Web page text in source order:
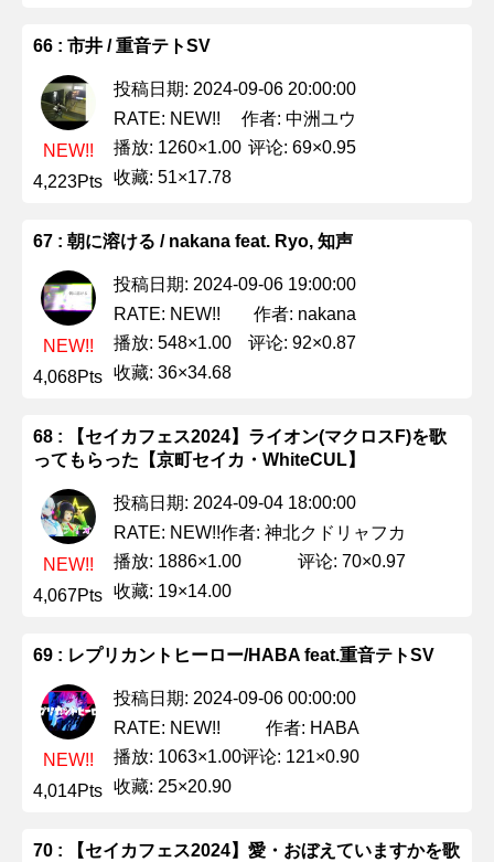
66 : 市井 / 重音テトSV
NEW!!
4,223Pts
投稿日期: 2024-09-06 20:00:00
RATE: NEW!!
作者: 中洲ユウ
播放: 1260×1.00 评论: 69×0.95
收藏: 51×17.78
67 : 朝に溶ける / nakana feat. Ryo, 知声
NEW!!
4,068Pts
投稿日期: 2024-09-06 19:00:00
RATE: NEW!!
作者: nakana
播放: 548×1.00
评论: 92×0.87
收藏: 36×34.68
68 : 【セイカフェス2024】ライオン(マクロスF)を歌
ってもらった【京町セイカ・WhiteCUL】
NEW!!
4,067Pts
投稿日期: 2024-09-04 18:00:00
RATE: NEW!!作者: 神北クドリャフカ
播放: 1886×1.00
评论: 70×0.97
收藏: 19×14.00
69 : レプリカントヒーロー/HABA feat.重音テトSV
NEW!!
4,014Pts
投稿日期: 2024-09-06 00:00:00
RATE: NEW!!
作者: HABA
播放: 1063×1.00评论: 121×0.90
收藏: 25×20.90
70 : 【セイカフェス2024】愛・おぼえていますかを歌